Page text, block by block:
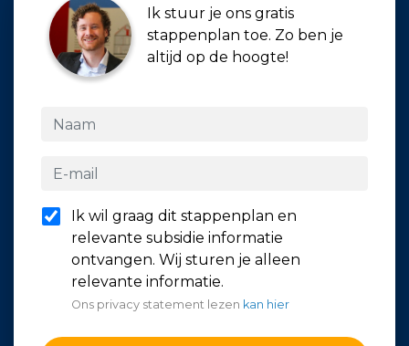
Ik stuur je ons gratis
stappenplan toe. Zo ben je
altijd op de hoogte!
Ik wil graag dit stappenplan en
relevante subsidie informatie
ontvangen. Wij sturen je alleen
relevante informatie.
Ons privacy statement lezen kan hier